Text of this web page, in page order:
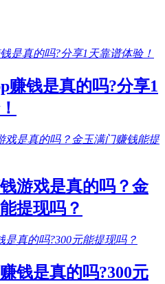
赚钱是真的吗?分享1
游戏是真的吗？金
提现吗？
钱是真的吗?300元